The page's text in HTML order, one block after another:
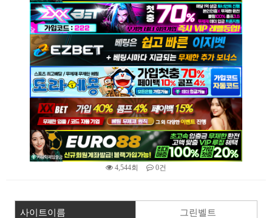
4,544회 0건
사이트이름 그린벨트